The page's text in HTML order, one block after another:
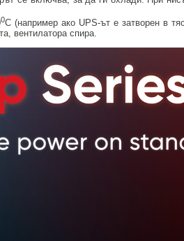
0C (например ако UPS-ът е затворен в
вентилатора спира.